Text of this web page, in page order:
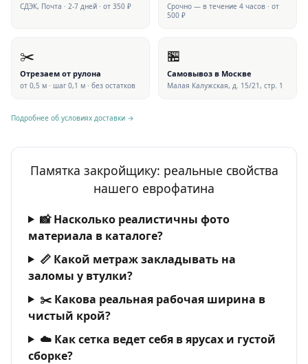
СДЭК, Почта · 2-7 дней · от 350 ₽
Срочно — в течение 4 часов · от
500 ₽
✂️
Отрезаем от рулона
от 0,5 м · шаг 0,1 м · без остатков
🏪
Самовывоз в Москве
Малая Калужская, д. 15/21, стр. 1
Подробнее об условиях доставки →
Памятка закройщику: реальные свойства
нашего еврофатина
📸 Насколько реалистичны фото
материала в каталоге?
📏 Какой метраж закладывать на
заломы у втулки?
✂️ Какова реальная рабочая ширина в
чистый крой?
☁️ Как сетка ведет себя в ярусах и густой
сборке?